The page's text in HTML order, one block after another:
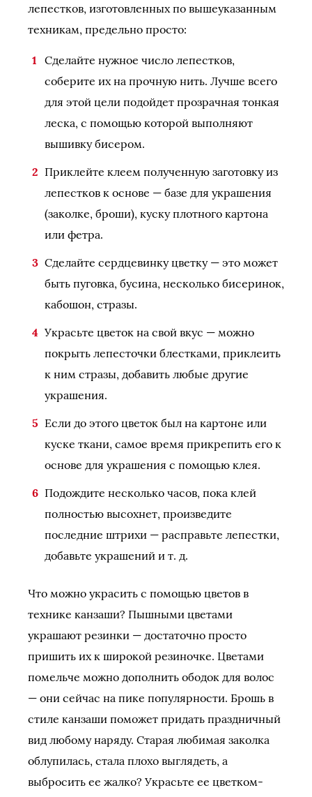
лепестков, изготовленных по вышеуказанным
техникам, предельно просто:
Сделайте нужное число лепестков,
соберите их на прочную нить. Лучше всего
для этой цели подойдет прозрачная тонкая
леска, с помощью которой выполняют
вышивку бисером.
Приклейте клеем полученную заготовку из
лепестков к основе — базе для украшения
(заколке, броши), куску плотного картона
или фетра.
Сделайте сердцевинку цветку — это может
быть пуговка, бусина, несколько бисеринок,
кабошон, стразы.
Украсьте цветок на свой вкус — можно
покрыть лепесточки блестками, приклеить
к ним стразы, добавить любые другие
украшения.
Если до этого цветок был на картоне или
куске ткани, самое время прикрепить его к
основе для украшения с помощью клея.
Подождите несколько часов, пока клей
полностью высохнет, произведите
последние штрихи — расправьте лепестки,
добавьте украшений и т. д.
Что можно украсить с помощью цветов в
технике канзаши? Пышными цветами
украшают резинки — достаточно просто
пришить их к широкой резиночке. Цветами
помельче можно дополнить ободок для волос
— они сейчас на пике популярности. Брошь в
стиле канзаши поможет придать праздничный
вид любому наряду. Старая любимая заколка
облупилась, стала плохо выглядеть, а
выбросить ее жалко? Украсьте ее цветком-